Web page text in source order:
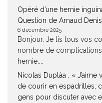
Opéré d’une hernie
Question de Arnaud Denis
6 décembre 2025
Bonjour. Je lis tous vos
nombre de
hernie....
Nicolas Duplàa : «
de courir en espadrilles,
gens pour discuter avec